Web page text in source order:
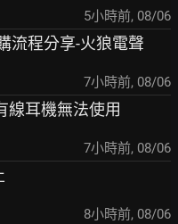
5小時前, 08/06
流程分享-火狼電聲
7小時前, 08/06
線耳機無法使用
7小時前, 08/06
8小時前, 08/06